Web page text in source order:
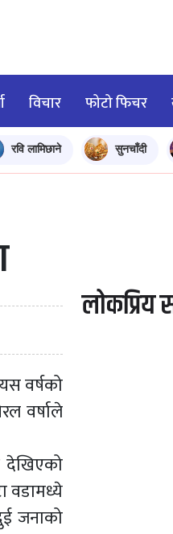
विचार फोटो फिचर
रवि लामिछाने सुनचाँदी
वर्षको
वर्षाले
वडामध्ये
जनाको
लोकप्रिय